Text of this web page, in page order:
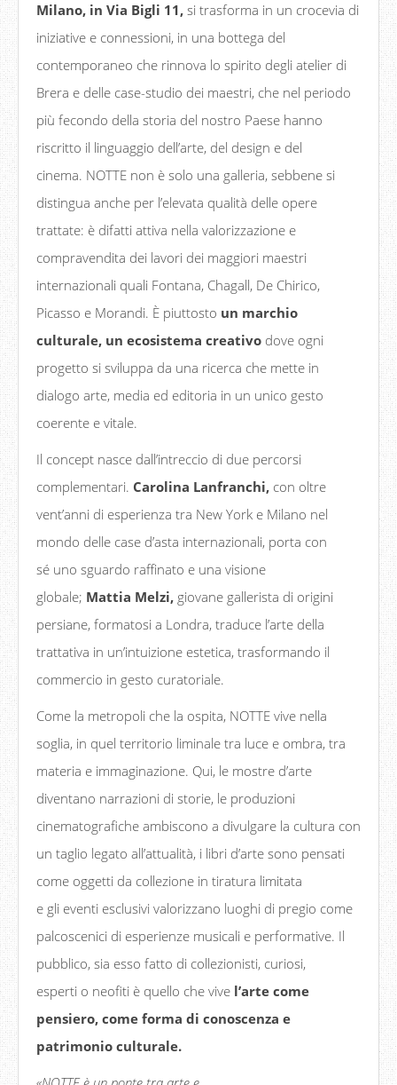
Milano, in Via Bigli 11, si trasforma in un crocevia di
iniziative e connessioni, in una bottega del
contemporaneo che rinnova lo spirito degli atelier di
Brera e delle case-studio dei maestri, che nel periodo
più fecondo della storia del nostro Paese hanno
riscritto il linguaggio dell’arte, del design e del
cinema. NOTTE non è solo una galleria, sebbene si
distingua anche per l’elevata qualità delle opere
trattate: è difatti attiva nella valorizzazione e
compravendita dei lavori dei maggiori maestri
internazionali quali Fontana, Chagall, De Chirico,
Picasso e Morandi. È piuttosto un marchio
culturale, un ecosistema creativo dove ogni
progetto si sviluppa da una ricerca che mette in
dialogo arte, media ed editoria in un unico gesto
coerente e vitale.
Il concept nasce dall’intreccio di due percorsi
complementari. Carolina Lanfranchi, con oltre
vent’anni di esperienza tra New York e Milano nel
mondo delle case d’asta internazionali, porta con
sé uno sguardo raffinato e una visione
globale; Mattia Melzi, giovane gallerista di origini
persiane, formatosi a Londra, traduce l’arte della
trattativa in un’intuizione estetica, trasformando il
commercio in gesto curatoriale.
Come la metropoli che la ospita, NOTTE vive nella
soglia, in quel territorio liminale tra luce e ombra, tra
materia e immaginazione. Qui, le mostre d’arte
diventano narrazioni di storie, le produzioni
cinematografiche ambiscono a divulgare la cultura con
un taglio legato all’attualità, i libri d’arte sono pensati
come oggetti da collezione in tiratura limitata
e gli eventi esclusivi valorizzano luoghi di pregio come
palcoscenici di esperienze musicali e performative. Il
pubblico, sia esso fatto di collezionisti, curiosi,
esperti o neofiti è quello che vive l’arte come
pensiero, come forma di conoscenza e
patrimonio culturale.